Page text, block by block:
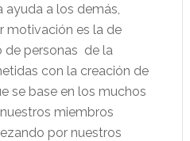
ayuda a los demás,
motivación es la de
de personas de la
con la creación de
se base en los muchos
miembros
por nuestros